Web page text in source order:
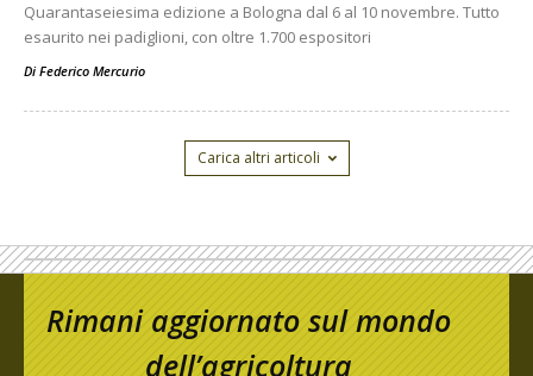
Quarantaseiesima edizione a Bologna dal 6 al 10 novembre. Tutto
esaurito nei padiglioni, con oltre 1.700 espositori
Di Federico Mercurio
Carica altri articoli
Rimani aggiornato sul mondo
dell’agricoltura